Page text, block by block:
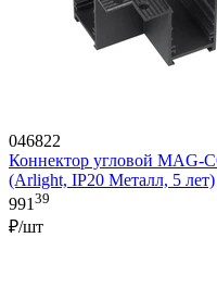
046822
Коннектор угловой MAG-
(Arlight, IP20 Металл, 5 лет)
991 39
₽/шт